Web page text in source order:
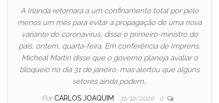
A Irlanda retornará a um confinamento total por pelo
menos um mês para evitar a propagação de uma nova
variante do coronavírus, disse o primeiro-ministro do
país, ontem, quarta-feira. Em conferência de Imprens,
Micheál Martin disse que o governo planeja avaliar o
bloqueio no dia 31 de janeiro, mas alertou que alguns
setores ainda podem…
Por CARLOS JOAQUIM 31/12/2020 0